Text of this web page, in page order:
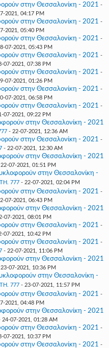
στην Θεσσαλονίκη - 2021 -
2021, 04:17 PM
στην Θεσσαλονίκη - 2021 -
2021, 05:40 PM
στην Θεσσαλονίκη - 2021 -
07-2021, 05:43 PM
στην Θεσσαλονίκη - 2021 -
07-2021, 07:38 PM
στην Θεσσαλονίκη - 2021 -
07-2021, 01:26 PM
στην Θεσσαλονίκη - 2021 -
07-2021, 06:58 PM
στην Θεσσαλονίκη - 2021 -
07-2021, 09:22 PM
στην Θεσσαλονίκη - 2021
- 22-07-2021, 12:36 AM
στην Θεσσαλονίκη - 2021 -
- 22-07-2021, 12:30 AM
στην Θεσσαλονίκη - 2021
07-2021, 01:51 PM
στην Θεσσαλονίκη -
777- 22-07-2021, 02:04 PM
στην Θεσσαλονίκη - 2021 -
07-2021, 06:43 PM
στην Θεσσαλονίκη - 2021
07-2021, 08:01 PM
στην Θεσσαλονίκη - 2021 -
07-2021, 10:42 PM
στην Θεσσαλονίκη - 2021 -
- 22-07-2021, 11:06 PM
στην Θεσσαλονίκη - 2021
07-2021, 10:36 PM
στην Θεσσαλονίκη -
777- 23-07-2021, 11:57 PM
στην Θεσσαλονίκη - 2021 -
2021, 04:48 PM
στην Θεσσαλονίκη - 2021
24-07-2021, 01:28 AM
στην Θεσσαλονίκη - 2021 -
07-2021, 10:37 PM
στην Θεσσαλονίκη - 2021 -